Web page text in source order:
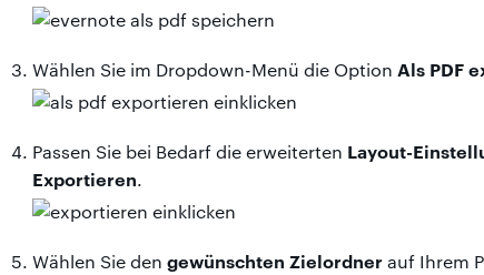
Wählen Sie im Dropdown-Menü die Option Als PDF
Passen Sie bei Bedarf die erweiterten Layout-
Exportieren.
Wählen Sie den gewünschten Zielordnerauf Ihrem